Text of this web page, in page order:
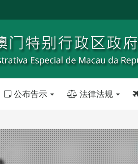
公布告示 法律法规